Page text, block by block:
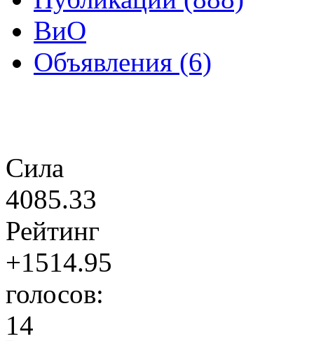
ВиО
Объявления (6)
Сила
4085.33
Рейтинг
+1514.95
голосов:
14